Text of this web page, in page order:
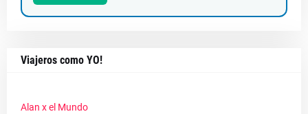
Viajeros como YO!
Alan x el Mundo